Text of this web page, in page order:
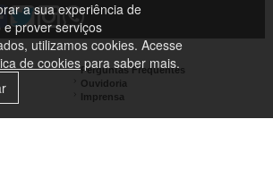
a sua experiência de
e prover serviços
utilizamos cookies. Acesse
de cookiespara saber mais.
Perguntas Frequentes
Ouvidoria
Imprensa